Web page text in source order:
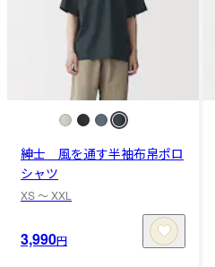
紳士 風を通す半袖布帛ポロ
シャツ
XS 〜 XXL
3,990円